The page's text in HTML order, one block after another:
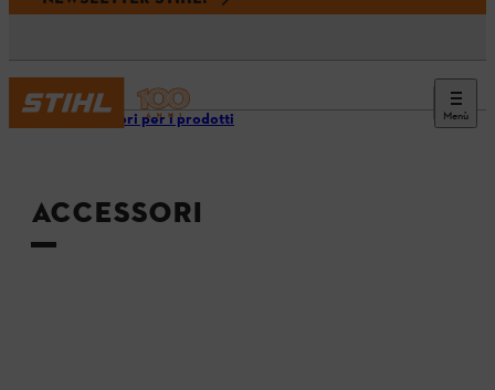
Menù
Accessori per i prodotti
ACCESSORI